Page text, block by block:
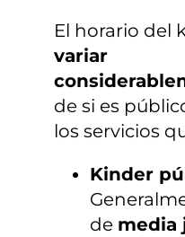
El horario del
variar
de si es
los servicios
Kinder
de media